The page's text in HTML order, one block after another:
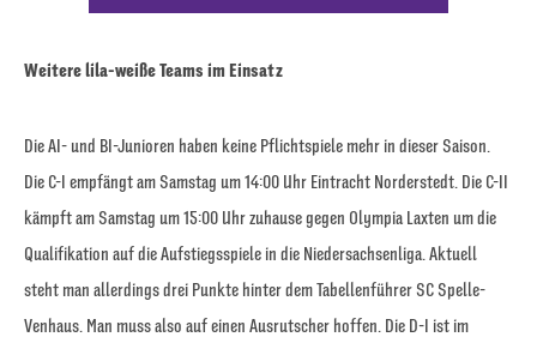
Weitere lila-weiße Teams im Einsatz
Die AI- und BI-Junioren haben keine Pflichtspiele mehr in dieser Saison.
Die C-I empfängt am Samstag um 14:00 Uhr Eintracht Norderstedt. Die C-II
kämpft am Samstag um 15:00 Uhr zuhause gegen Olympia Laxten um die
Qualifikation auf die Aufstiegsspiele in die Niedersachsenliga. Aktuell
steht man allerdings drei Punkte hinter dem Tabellenführer SC Spelle-
Venhaus. Man muss also auf einen Ausrutscher hoffen. Die D-I ist im